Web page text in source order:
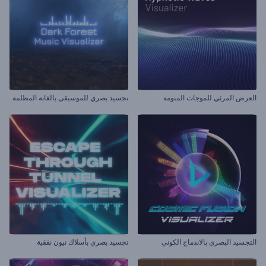
العرض المرئي للموجات المنومة تجسيد بصري للموسيقى بالغابة المظلمة
التجسيد البصري بالاندماج الكوني تجسيد بصري بأسلاك نيون نفقية